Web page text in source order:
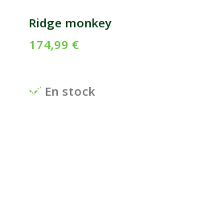
Ridge monkey
En stock
174,99 €